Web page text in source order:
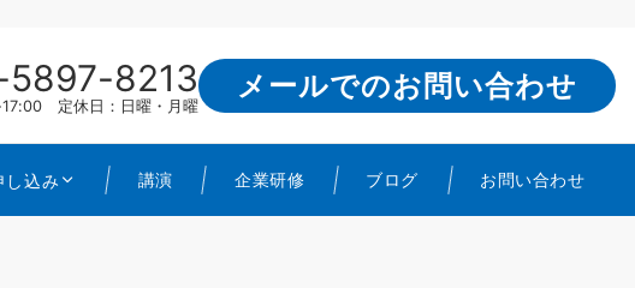
8213
定休日：日曜・月曜
メールでのお問い合わせ
し込み 講演 企業研修 ブログ お問い合わせ